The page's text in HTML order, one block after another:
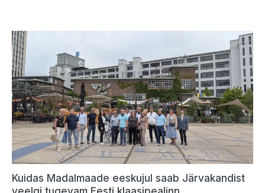
Kuidas Madalmaade eeskujul saab Järvakandist